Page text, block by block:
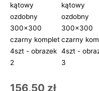
156,50 zł
kątowy
ozdobny
300x300
czarny
komplet
4szt